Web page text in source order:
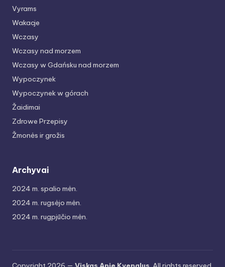
Vyrams
Wakacje
Wczasy
Wczasy nad morzem
Wczasy w Gdańsku nad morzem
Wypoczynek
Wypoczynek w górach
Žaidimai
Zdrowe Przepisy
Žmonės ir grožis
Archyvai
2024 m. spalio mėn.
2024 m. rugsėjo mėn.
2024 m. rugpjūčio mėn.